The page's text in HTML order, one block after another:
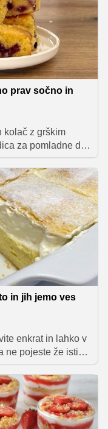
prav sočno in
kolač z grškim
za pomladne dni,
sladkega.
ki smo jo
in jih jemo ves
enkrat in lahko v
ne pojeste že isti
okusnih in
sladkanje brez